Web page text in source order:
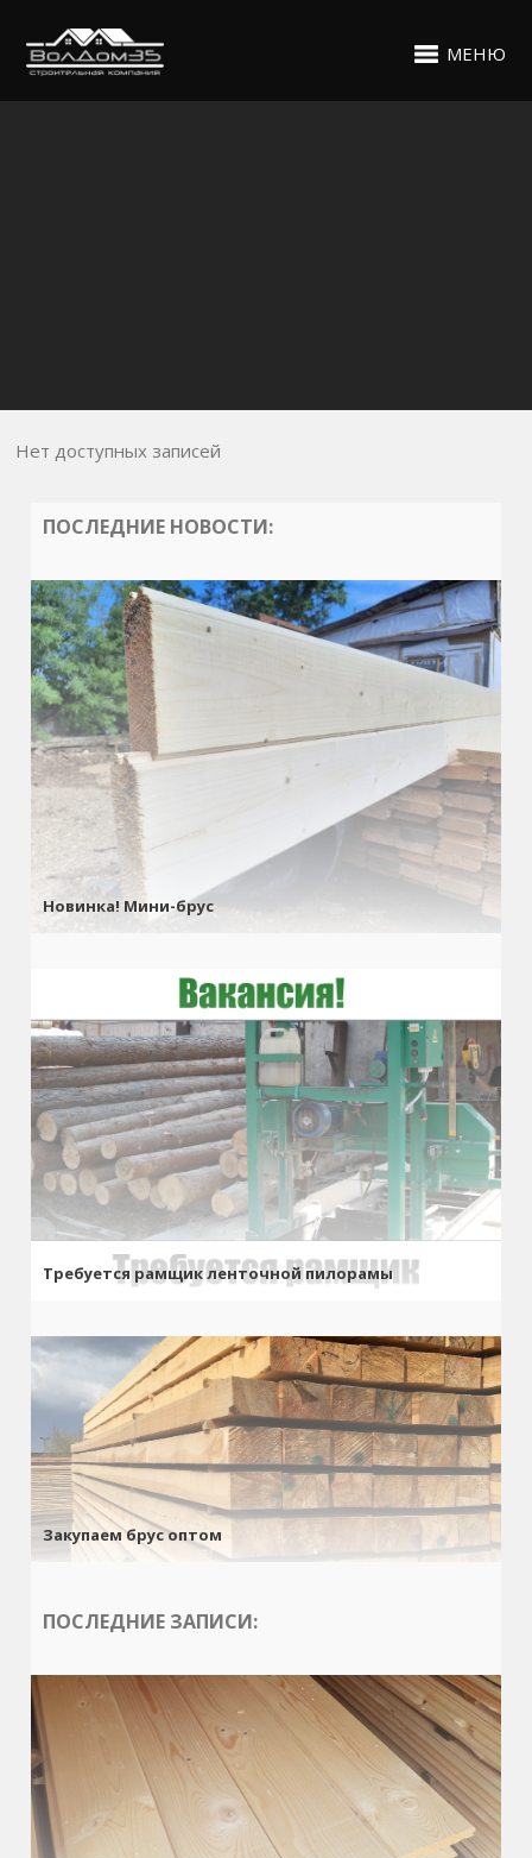
МЕНЮ
Нет доступных записей
ПОСЛЕДНИЕ НОВОСТИ:
Новинка! Мини-брус
Требуется рамщик ленточной пилорамы
Закупаем брус оптом
ПОСЛЕДНИЕ ЗАПИСИ: